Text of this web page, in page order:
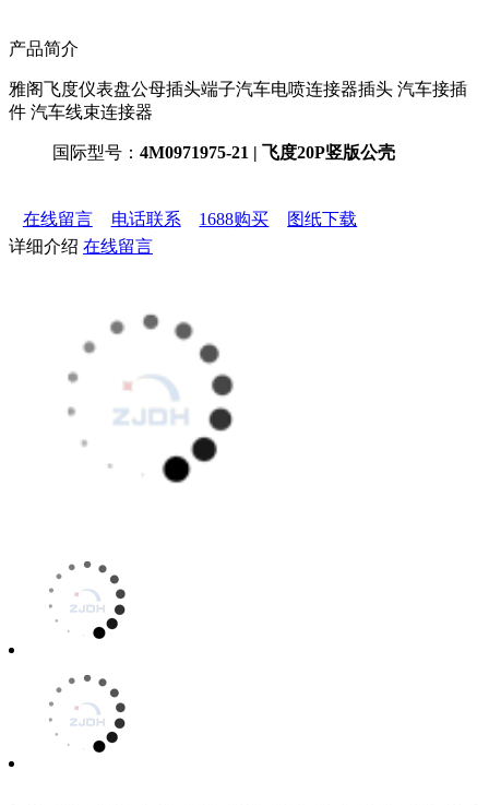
产品简介
雅阁飞度仪表盘公母插头端子汽车电喷连接器插头 汽车接插
件 汽车线束连接器
国际型号： 4M0971975-21 | 飞度20P竖版公壳
在线留言 电话联系 1688购买
图纸下载
详细介绍 在线留言